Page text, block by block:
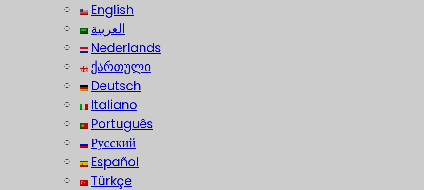
English
العربية
Nederlands
ქართული
Deutsch
Italiano
Português
Русский
Español
Türkçe